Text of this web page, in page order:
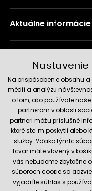
Aktuálne informácie
Spoľahlivý obchod
Nastavenie
Na prispôsobenie obsahu
médií a analýzu
o tom, ako používate
partnerom v oblasti
partneri môžu príslušné
ktoré ste im poskytli alebo
služby. Vďaka týmto
tovar máte vložený v
vás nebudeme zbytočne
súboroch cookie sa
vyjadríte súhlas s